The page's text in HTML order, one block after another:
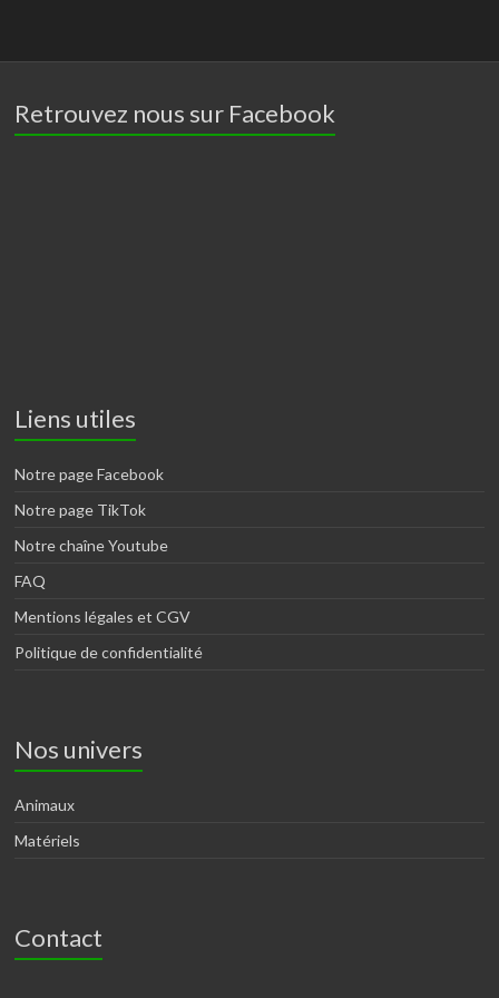
Retrouvez nous sur Facebook
Liens utiles
Notre page Facebook
Notre page TikTok
Notre chaîne Youtube
FAQ
Mentions légales et CGV
Politique de confidentialité
Nos univers
Animaux
Matériels
Contact